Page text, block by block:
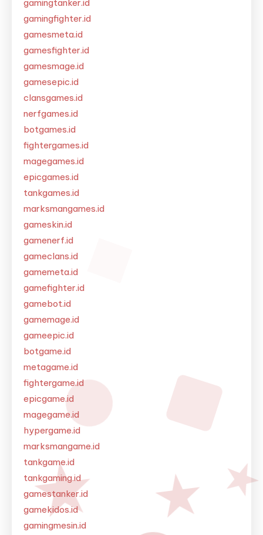
gamingtanker.id
gamingfighter.id
gamesmeta.id
gamesfighter.id
gamesmage.id
gamesepic.id
clansgames.id
nerfgames.id
botgames.id
fightergames.id
magegames.id
epicgames.id
tankgames.id
marksmangames.id
gameskin.id
gamenerf.id
gameclans.id
gamemeta.id
gamefighter.id
gamebot.id
gamemage.id
gameepic.id
botgame.id
metagame.id
fightergame.id
epicgame.id
magegame.id
hypergame.id
marksmangame.id
tankgame.id
tankgaming.id
gamestanker.id
gamekidos.id
gamingmesin.id